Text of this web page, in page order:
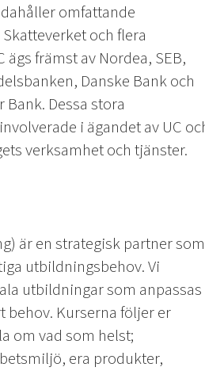
omfattande
och flera
främst av Nordea, SEB,
Danske Bank och
Dessa stora
i ägandet av UC
verksamhet och tjänster.
är en strategisk partner som
utbildningsbehov. Vi
utbildningar som anpassas
behov. Kurserna följer er
om vad som helst;
era produkter,